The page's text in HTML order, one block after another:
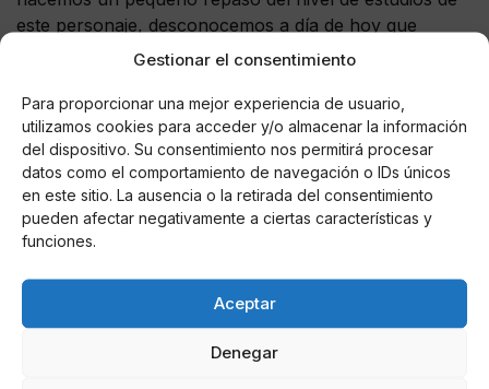
Gestionar el consentimiento
Para proporcionar una mejor experiencia de usuario,
utilizamos cookies para acceder y/o almacenar la información
del dispositivo. Su consentimiento nos permitirá procesar
datos como el comportamiento de navegación o IDs únicos
en este sitio. La ausencia o la retirada del consentimiento
pueden afectar negativamente a ciertas características y
funciones.
Aceptar
Denegar
este personaje, desconocemos a día de hoy que
estudios ha cursado y como llegó a la televisión. Su
tronista. El salto a la fama fue cuando conoció aGloria Camila
desde entonces hasta ahora, a lo que se ha dedicado ha sido
principalmente hablar mal de muchos personajes conocidos entre
los que se encuentran
Rafa Mora
con quien mantiene una guerra
mediática cada vez que coinciden en un plató deTelecinco
paso porSupervivientes
le vino muy bien para que lo llamarán para participar en
ambosrealitys.